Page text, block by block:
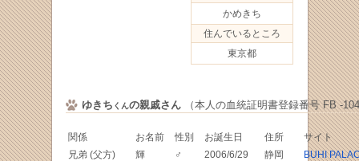
かめきち
住んでいるところ
東京都
ゆきち くんの親戚さん（本人の血統証明書登録番号 FB -
関係 お名前 性別 お誕生日 住所
サイト
兄弟 (父方)
輝 ♂ 2006/6/29 静岡 BUHI